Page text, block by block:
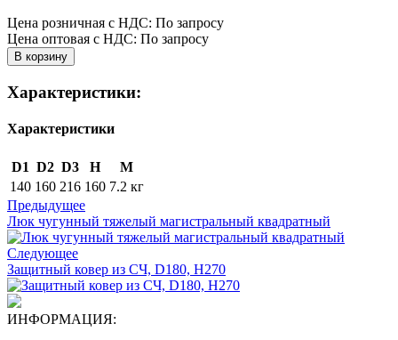
Цена розничная с НДС: По запросу
Цена оптовая с НДС: По запросу
Характеристики:
Характеристики
D1 D2 D3 H
M
140 160 216 160 7.2 кг
Предыдущее
Люк чугунный тяжелый магистральный квадратный
Следующее
Защитный ковер из СЧ, D180, H270
ИНФОРМАЦИЯ: